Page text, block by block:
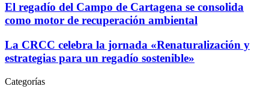
El regadío del Campo de Cartagena se consolida
como motor de recuperación ambiental
La CRCC celebra la jornada «Renaturalización y
estrategias para un regadío sostenible»
Categorías